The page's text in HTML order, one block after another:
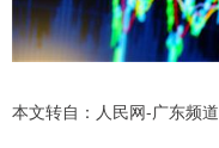
本文转自：人民网-广东频道